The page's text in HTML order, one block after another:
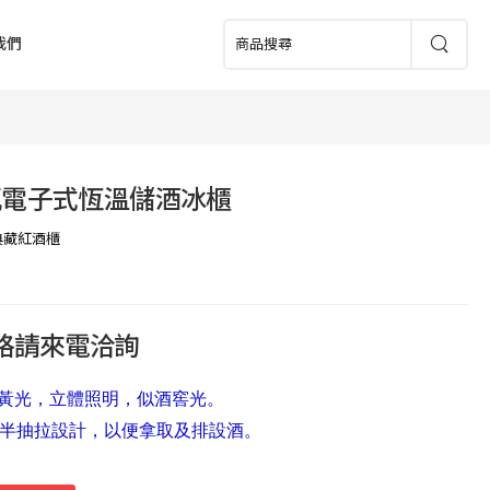
們
子式恆溫儲酒冰櫃
藏紅酒櫃
請來電洽詢
光，立體照明，似酒窖光。
抽拉設計，以便拿取及排設酒。